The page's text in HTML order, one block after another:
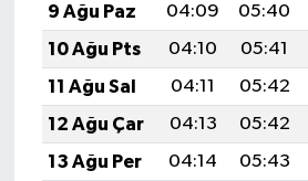
9 Ağu Paz
04:09 05:40
10 Ağu Pts
04:10 05:41
11 Ağu Sal
04:11 05:42
12 Ağu Çar
04:13 05:42
13 Ağu Per
04:14 05:43